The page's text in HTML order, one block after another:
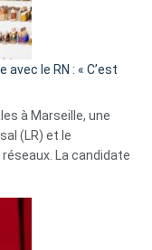
Algérie
le RN : « C’est
à Marseille, une
(LR) et le
La candidate